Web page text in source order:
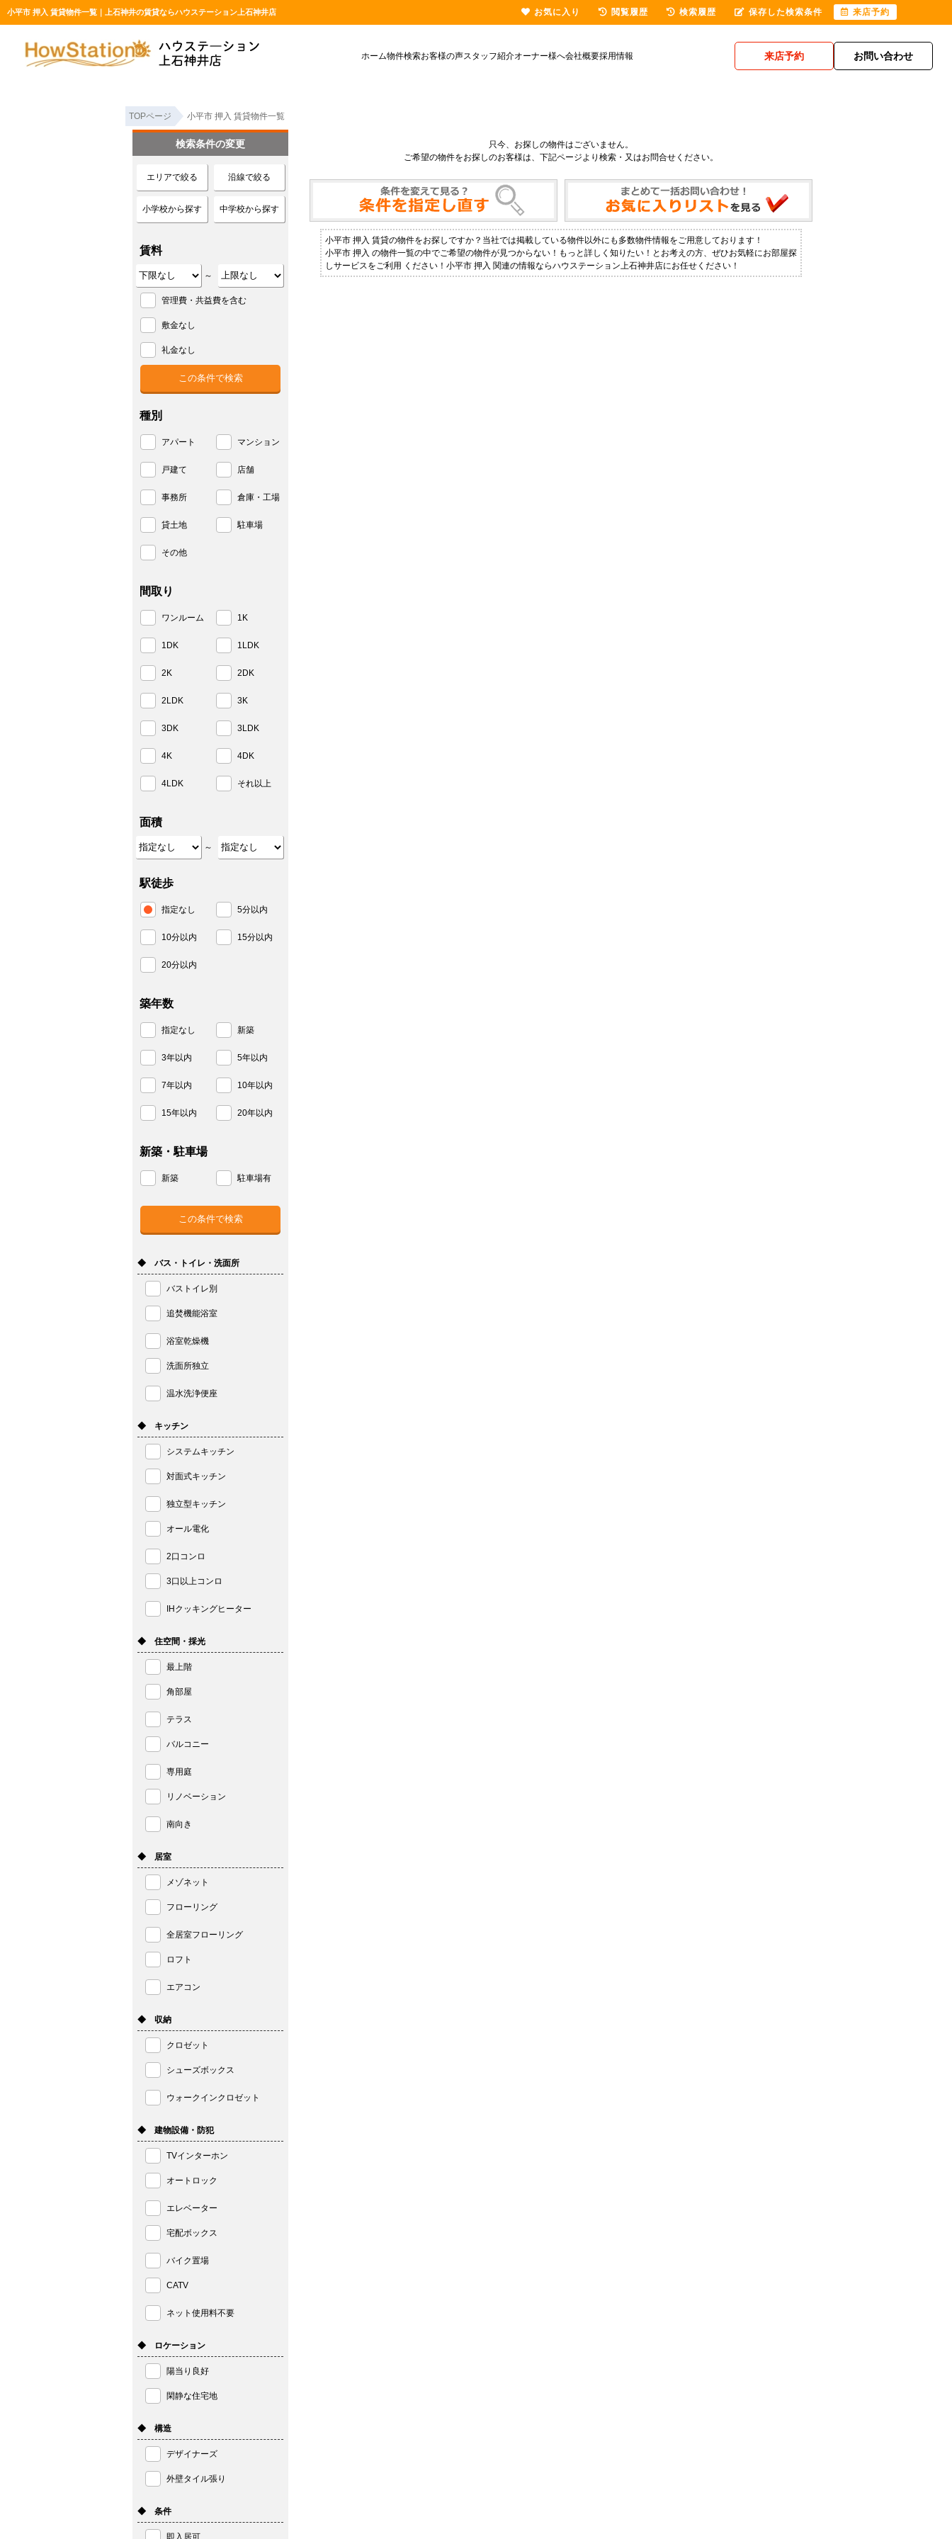
小平市 押入 賃貸物件一覧｜上石神井の賃貸ならハウステーション上石神井店
ホーム物件検索お客様の声スタッフ紹介オーナー様へ会社概要採用情報 来店予約 お問い合わせ
TOPページ 小平市 押入 賃貸物件一覧
只今、お探しの物件はございません。
ご希望の物件をお探しのお客様は、下記ページより検索・又はお問合せください。
小平市 押入 賃貸の物件をお探しですか？当社では掲載している物件以外にも多数物件情報をご用意しております！
小平市 押入 の物件一覧の中でご希望の物件が見つからない！もっと詳しく知りたい！とお考えの方、ぜひお気軽にお部屋探
しサービスをご利用 ください！小平市 押入 関連の情報ならハウステーション上石神井店にお任せください！
検索条件の変更
エリアで絞る 沿線で絞る
小学校から探す 中学校から探す
賃料
～
管理費・共益費を含む
敷金なし
礼金なし
種別
アパート マンション
戸建て 店舗
事務所 倉庫・工場
貸土地 駐車場
その他
間取り
ワンルーム 1K
1DK 1LDK
2K 2DK
2LDK 3K
3DK 3LDK
4K 4DK
4LDK それ以上
面積
～
駅徒歩
指定なし 5分以内
10分以内 15分以内
20分以内
築年数
指定なし 新築
3年以内 5年以内
7年以内 10年以内
15年以内 20年以内
新築・駐車場
新築 駐車場有
◆ バス・トイレ・洗面所
バストイレ別
追焚機能浴室
浴室乾燥機
洗面所独立
温水洗浄便座
◆ キッチン
システムキッチン
対面式キッチン
独立型キッチン
オール電化
2口コンロ
3口以上コンロ
IHクッキングヒーター
◆ 住空間・採光
最上階
角部屋
テラス
バルコニー
専用庭
リノベーション
南向き
◆ 居室
メゾネット
フローリング
全居室フローリング
ロフト
エアコン
◆ 収納
クロゼット
シューズボックス
ウォークインクロゼット
◆ 建物設備・防犯
TVインターホン
オートロック
エレベーター
宅配ボックス
バイク置場
CATV
ネット使用料不要
◆ ロケーション
陽当り良好
閑静な住宅地
◆ 構造
デザイナーズ
外壁タイル張り
◆ 条件
即入居可
お気に入り 閲覧履歴 検索履歴 保存した検索条件 来店予約